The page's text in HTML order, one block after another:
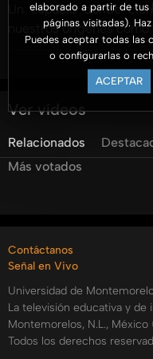
elaborado a partir de tus
páginas visitadas).
Puedes aceptar todas las
o configurarlas o
ACEPTAR
Un espacio donde
nuestros orígenes
La historia está
presente y su
en su contexto
presente mistifica al
del Arte, Arte y
Visita nuestra página
#GRISDA #UMtv
Ver vídeos
Relacionados
Más votados
Contáctanos
Señal en Vivo
Universidad de
La televisión educativa y
Montemorelos, N.L.,
Todos los derechos